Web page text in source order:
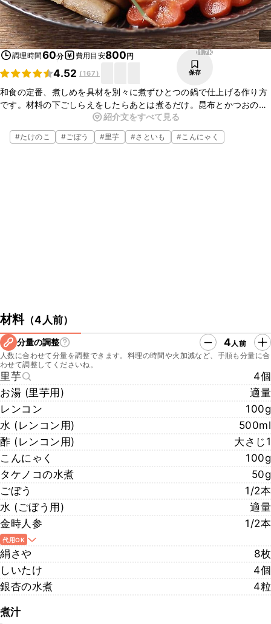
調理時間60分 費用目安800円
4.52 (167)
11.7K
保存
和食の定番、煮しめを具材を別々に煮ずひとつの鍋で仕上げる作り方
です。材料の下ごしらえをしたらあとは煮るだけ。昆布とかつおの出
汁が染みておいしいですよ。飾り切りをすれば華やかになりますね。
特別な日の献立におすすめです。
紹介文をすべて見る
#たけのこ #ごぼう #里芋 #さといも #こんにゃく
材料（4人前）
分量の調整 4人前
人数に合わせて分量を調整できます。料理の時間や火加減など、手順も分量に合
わせて調整してくださいね。
里芋
4個
お湯 (里芋用)
適量
レンコン
100g
水 (レンコン用)
500ml
酢 (レンコン用)
大さじ1
こんにゃく
100g
タケノコの水煮
50g
ごぼう
1/2本
水 (ごぼう用)
適量
金時人参
1/2本
代用OK
絹さや
8枚
しいたけ
4個
銀杏の水煮
4粒
煮汁